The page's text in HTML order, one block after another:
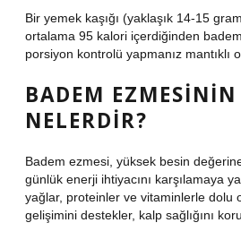
Bir yemek kaşığı (yaklaşık 14-15
ortalama 95 kalori içerdiğinden
porsiyon kontrolü yapmanız mantıklı
BADEM
NELERDIR?
Badem ezmesi, yüksek besin
günlük enerji ihtiyacını karşılamaya
yağlar, proteinler ve vitaminlerle dolu
gelişimini destekler, kalp sağlığını